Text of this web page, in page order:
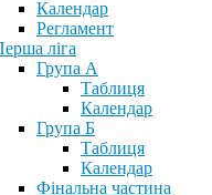
Календар
Регламент
ліга
Група А
Таблиця
Календар
Група Б
Таблиця
Календар
Фінальна частина